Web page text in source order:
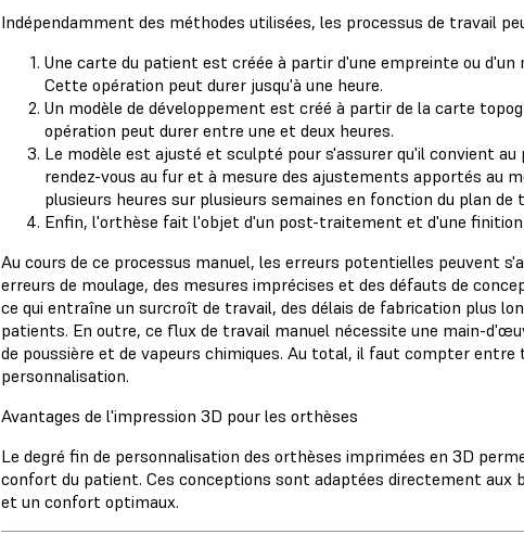
Indépendamment des méthodes utilisées, les processus de travail
Une carte du patient est créée à partir d'une empreinte ou d'un
Cette opération peut durer jusqu'à une heure.
Un modèle de développement est créé à partir de la carte
opération peut durer entre une et deux heures.
Le modèle est ajusté et sculpté pour s'assurer qu'il convient
rendez-vous au fur et à mesure des ajustements apportés au
plusieurs heures sur plusieurs semaines en fonction du plan de
Enfin, l'orthèse fait l'objet d'un post-traitement et d'une finition
Au cours de ce processus manuel, les erreurs potentielles peuvent
erreurs de moulage, des mesures imprécises et des défauts de
ce qui entraîne un surcroît de travail, des délais de fabrication plus
patients. En outre, ce flux de travail manuel nécessite une main-
de poussière et de vapeurs chimiques. Au total, il faut compter entre
personnalisation.
Avantages de l'impression 3D pour les orthèses
Le degré fin de personnalisation des orthèses imprimées en 3D
confort du patient. Ces conceptions sont adaptées directement
et un confort optimaux.